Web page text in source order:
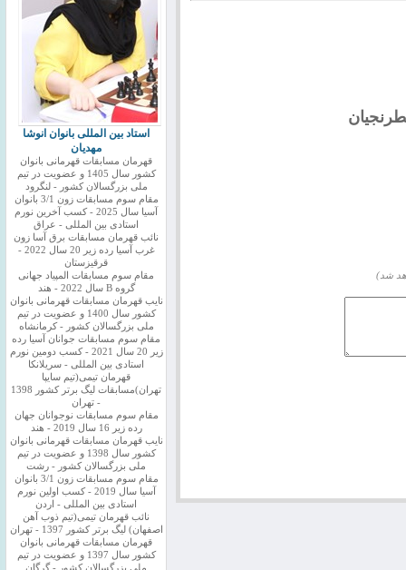
شد)
استاد بین المللی بانوان انوشا
مهدیان
قهرمان مسابقات قهرمانی بانوان
کشور سال 1405 و عضویت در تیم
ملی بزرگسالان کشور - لنگرود
مقام سوم مسابقات زون 3/1 بانوان
آسیا سال 2025 - کسب آخرین نورم
استادی بین المللی - عراق
نائب قهرمان مسابقات برق آسا زون
غرب آسیا رده زیر 20 سال 2022 -
قرقیزستان
مقام سوم مسابقات المپیاد جهانی
گروه B سال 2022 - هند
نایب قهرمان مسابقات قهرمانی بانوان
کشور سال 1400 و عضویت در تیم
ملی بزرگسالان کشور - کرمانشاه
مقام سوم مسابقات جوانان آسیا رده
زیر 20 سال 2021 - کسب دومین نورم
استادی بین المللی - سریلانکا
قهرمان تیمی(تیم سایپا
تهران)مسابقات لیگ برتر کشور 1398
- تهران
مقام سوم مسابقات نوجوانان جهان
رده زیر 16 سال 2019 - هند
نایب قهرمان مسابقات قهرمانی بانوان
کشور سال 1398 و عضویت در تیم
ملی بزرگسالان کشور - رشت
مقام سوم مسابقات زون 3/1 بانوان
آسیا سال 2019 - کسب اولین نورم
استادی بین المللی - اردن
نائب قهرمان تیمی(تیم ذوب آهن
اصفهان) لیگ برتر کشور 1397 - تهران
قهرمان مسابقات قهرمانی بانوان
کشور سال 1397 و عضویت در تیم
ملی بزرگسالان کشور - گرگان